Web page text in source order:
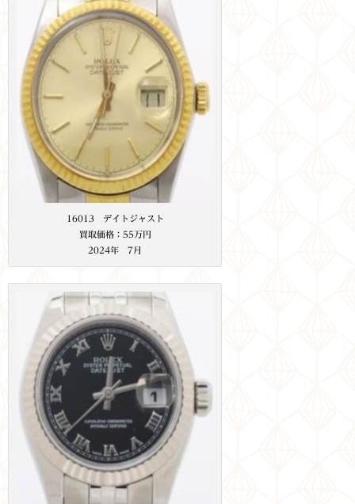
16013 デイトジャスト
買取価格：55万円
2024年 7月